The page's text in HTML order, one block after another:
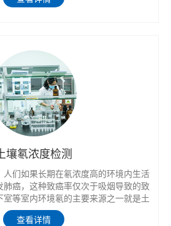
壤氡浓度检测
人们如果长期在氡浓度高的环境内生活
癌，这种致癌率仅次于吸烟导致的致
等室内环境氡的主要来源之一就是土
壤中的氡气
查看详情